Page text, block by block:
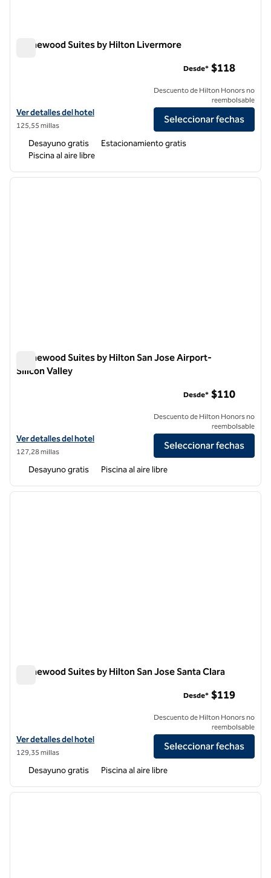
Homewood Suites by Hilton Livermore
Ver detalles del hotel Homewood Suites by Hilton Livermore
Ver detalles del hotel
125,55 millas
Desde* $118
Descuento de Hilton Honors no
reembolsable
Seleccionar fechas
Desayuno gratis
Estacionamiento gratis
Piscina al aire libre
1 de 12
Homewood Suites by Hilton San Jose Airport-
Silicon Valley
Ver detalles del hotel Homewood Suites by Hilton San Jose Airport-
Ver detalles del hotel
127,28 millas
Desde* $110
Descuento de Hilton Honors no
reembolsable
Seleccionar fechas
Desayuno gratis Piscina al aire libre
1 de 12
Homewood Suites by Hilton San Jose Santa Clara
Ver detalles del hotel Homewood Suites by Hilton San Jose Santa
Ver detalles del hotel
129,35 millas
Desde* $119
Descuento de Hilton Honors no
reembolsable
Seleccionar fechas
Desayuno gratis Piscina al aire libre
1 de 12